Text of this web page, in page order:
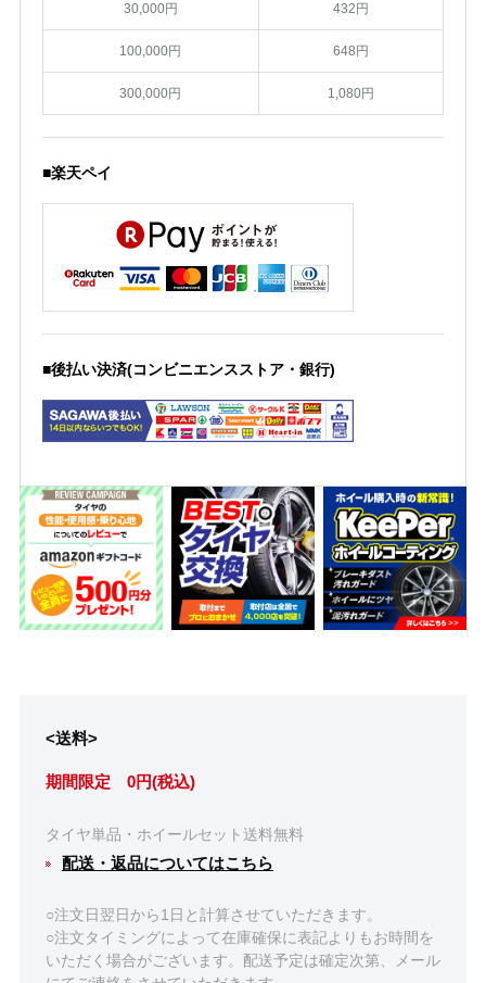
30,000円 432円
100,000円 648円
300,000円 1,080円
■楽天ペイ
■後払い決済(コンビニエンスストア・銀行)
<送料>
期間限定 0円(税込)
タイヤ単品・ホイールセット送料無料
配送・返品についてはこちら
○注文日翌日から1日と計算させていただきます。
○注文タイミングによって在庫確保に表記よりもお時間を
いただく場合がございます。配送予定は確定次第、メール